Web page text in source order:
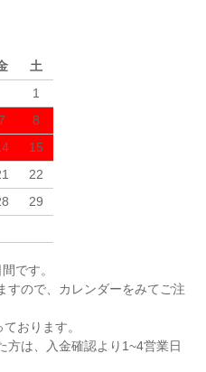
土
1
8
15
22
29
です。
すので、カレンダーをみてご注
おります。
方は、入金確認より1~4営業日